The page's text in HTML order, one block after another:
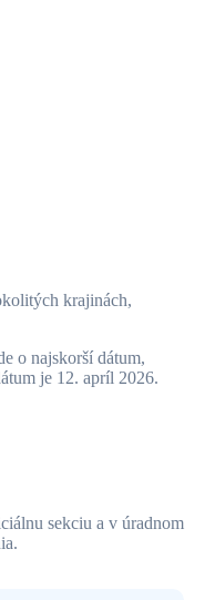
krajinách,
o najskorší dátum,
je 12. apríl 2026.
sekciu a v úradnom